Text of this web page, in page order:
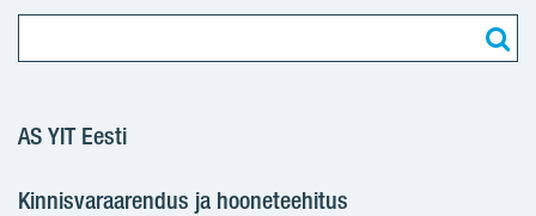
AS YIT Eesti
Kinnisvaraarendus ja hooneteehitus